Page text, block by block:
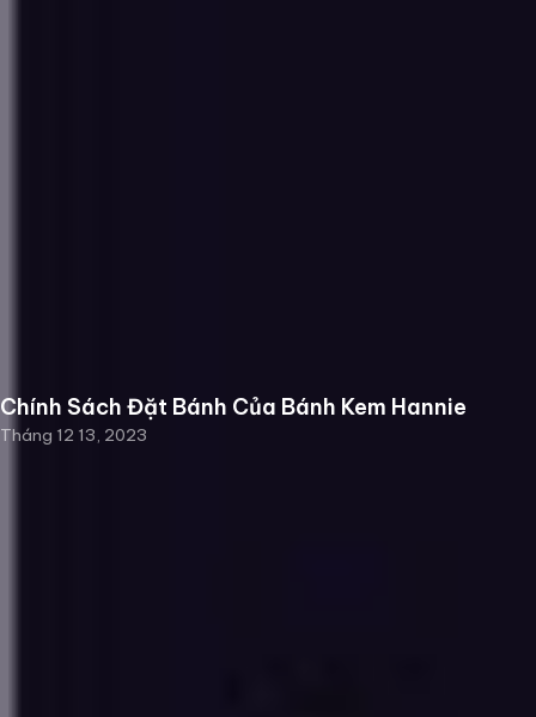
Chính Sách Đặt Bánh Của Bánh Kem Hannie
Tháng 12 13, 2023